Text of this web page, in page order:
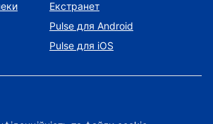
Екстранет
Pulse для Android
Pulse для iOS